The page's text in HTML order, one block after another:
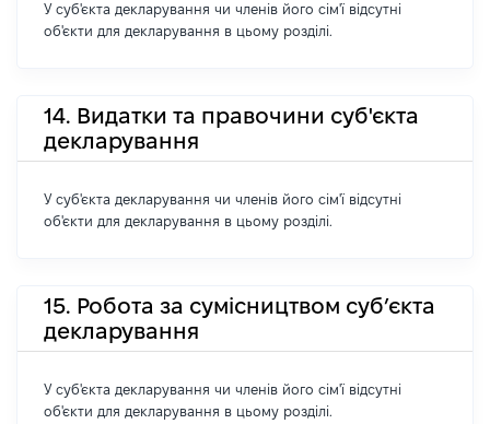
У суб'єкта декларування чи членів його сім'ї відсутні
об'єкти для декларування в цьому розділі.
14. Видатки та правочини суб'єкта
декларування
У суб'єкта декларування чи членів його сім'ї відсутні
об'єкти для декларування в цьому розділі.
15. Робота за сумісництвом суб’єкта
декларування
У суб'єкта декларування чи членів його сім'ї відсутні
об'єкти для декларування в цьому розділі.